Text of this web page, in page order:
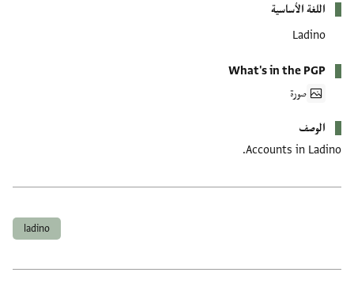
اللغة الأساسية
Ladino
What's in the PGP
صورة
الوصف
Accounts in Ladino.
ladino